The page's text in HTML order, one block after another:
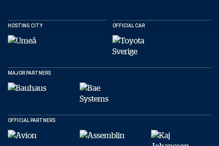
HOSTING CITY OFFICIAL CAR
MAJOR PARTNERS
OFFICIAL PARTNERS